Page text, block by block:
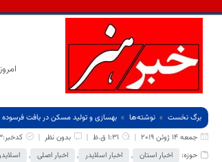
امروز:
برگ نخست نوشته‌ها
بهسازی و تولید مسکن در بافت
جمعه 14 ژوئن 2019
1:31 ق.ظ بدون نظر
کدخبر:26413
حوزه:
اخبار استان , اخبار اسلایدر , اخبار اصلی , اسلایدر